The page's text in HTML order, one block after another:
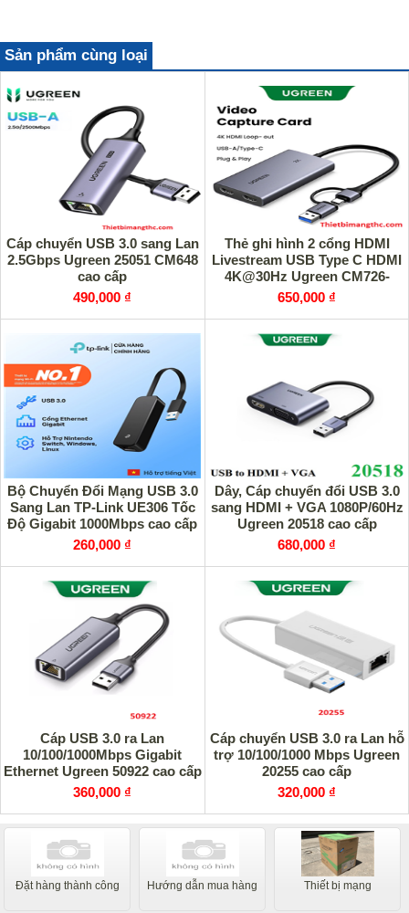
Sản phẩm cùng loại
Cáp chuyển USB 3.0 sang Lan
2.5Gbps Ugreen 25051 CM648
cao cấp
490,000 ₫
Thẻ ghi hình 2 cổng HDMI
Livestream USB Type C HDMI
4K@30Hz Ugreen CM726-
25773 cao cấp
650,000 ₫
Bộ Chuyển Đổi Mạng USB 3.0
Sang Lan TP-Link UE306 Tốc
Độ Gigabit 1000Mbps cao cấp
260,000 ₫
Dây, Cáp chuyển đổi USB 3.0
sang HDMI + VGA 1080P/60Hz
Ugreen 20518 cao cấp
680,000 ₫
Cáp USB 3.0 ra Lan
10/100/1000Mbps Gigabit
Ethernet Ugreen 50922 cao cấp
360,000 ₫
Cáp chuyển USB 3.0 ra Lan hỗ
trợ 10/100/1000 Mbps Ugreen
20255 cao cấp
320,000 ₫
Đặt hàng thành công Hướng dẫn mua hàng Thiết bị mạng